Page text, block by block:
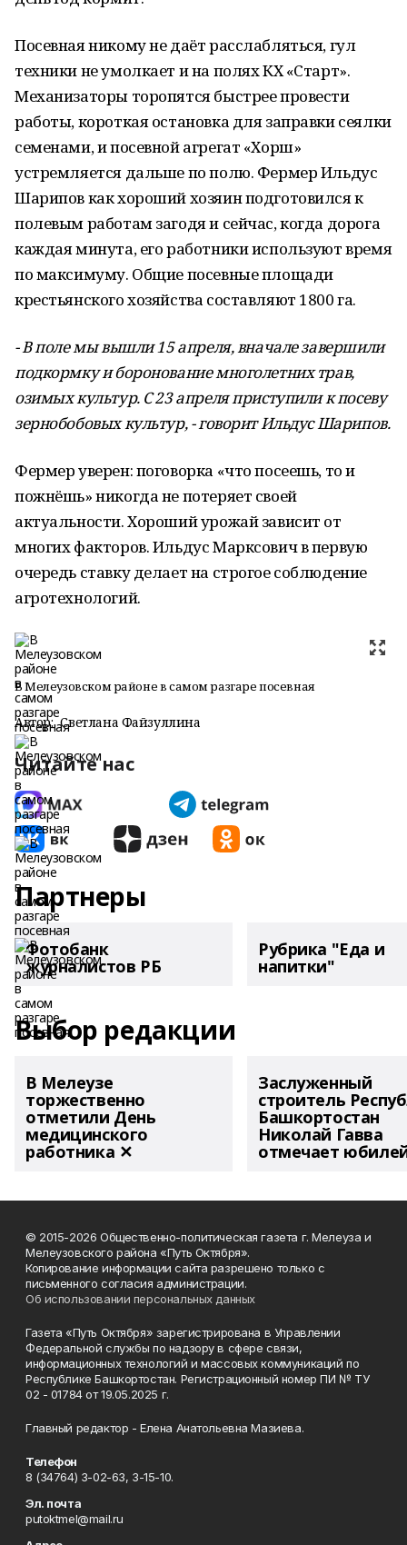
Посевная никому не даёт расслабляться, гул
техники не умолкает и на полях КХ «Старт».
Механизаторы торопятся быстрее провести
работы, короткая остановка для заправки сеялки
семенами, и посевной агрегат «Хорш»
устремляется дальше по полю. Фермер Ильдус
Шарипов как хороший хозяин подготовился к
полевым работам загодя и сейчас, когда дорога
каждая минута, его работники используют время
по максимуму. Общие посевные площади
крестьянского хозяйства составляют 1800 га.
- В поле мы вышли 15 апреля, вначале завершили
подкормку и боронование многолетних трав,
озимых культур. С 23 апреля приступили к посеву
зернобобовых культур, - говорит Ильдус Шарипов.
Фермер уверен: поговорка «что посеешь, то и
пожнёшь» никогда не потеряет своей
актуальности. Хороший урожай зависит от
многих факторов. Ильдус Марксович в первую
очередь ставку делает на строгое соблюдение
агротехнологий.
В Мелеузовском районе в самом разгаре посевная
Автор: Светлана Файзуллина
Читайте нас
Партнеры
Фотобанк
журналистов РБ
Рубрика "Еда и
напитки"
Выбор редакции
В Мелеузе
торжественно
отметили День
медицинского
работника ✕
Заслуженный
строитель
Башкортостан
Николай Гавва
отмечает
© 2015-2026 Общественно-политическая газета г. Мелеуза и
Мелеузовского района «Путь Октября».
Копирование информации сайта разрешено только с
письменного согласия администрации.
Об использовании персональных данных
Газета «Путь Октября» зарегистрирована в Управлении
Федеральной службы по надзору в сфере связи,
информационных технологий и массовых коммуникаций по
Республике Башкортостан. Регистрационный номер ПИ № ТУ
02 - 01784 от 19.05.2025 г.
Главный редактор - Елена Анатольевна Мазиева.
Телефон
8 (34764) 3-02-63, 3-15-10.
Эл. почта
putoktmel@mail.ru